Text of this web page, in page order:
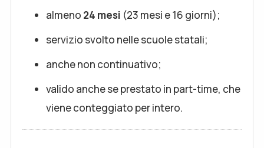
almeno 24 mesi (23 mesi e 16 giorni);
servizio svolto nelle scuole statali;
anche non continuativo;
valido anche se prestato in part-time, che
viene conteggiato per intero.